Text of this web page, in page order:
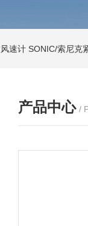
速计 SONIC/索尼克
产品中心 /